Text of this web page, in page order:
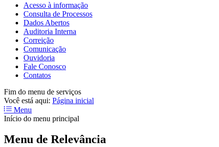
Acesso à informação
Consulta de Processos
Dados Abertos
Auditoria Interna
Correição
Comunicação
Ouvidoria
Fale Conosco
Contatos
Fim do menu de serviços
Você está aqui: Página inicial
Menu
Início do menu principal
Menu de Relevância